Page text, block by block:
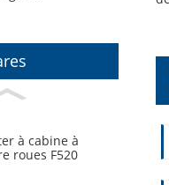
à cabine à
roues F520